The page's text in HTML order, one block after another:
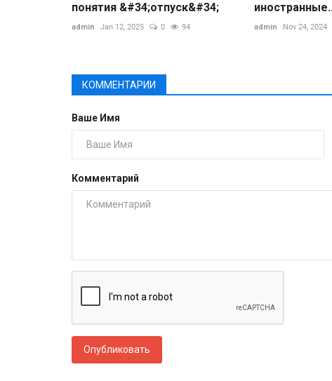
понятия &#34;отпуск&#34;
admin Jan 12, 2025 0 94 admin Nov 24, 2024
КОММЕНТАРИИ
Ваше Имя
Комментарий
Опубликовать